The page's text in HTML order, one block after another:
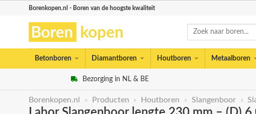
Borenkopen.nl - Boren van de hoogste kwaliteit
Zoeken
Betonboren Diamantboren Houtboren Metaalboren
Bezorging in NL & BE
Borenkopen.nl » Producten » Houtboren » Slangenboor »